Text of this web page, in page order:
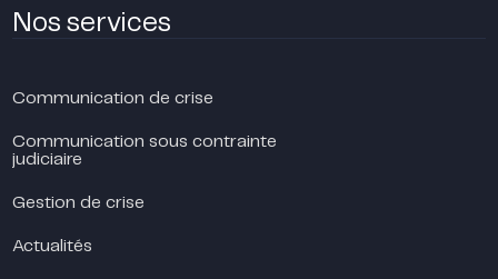
Nos services
Communication de crise
Communication sous contrainte
judiciaire
Gestion de crise
Actualités